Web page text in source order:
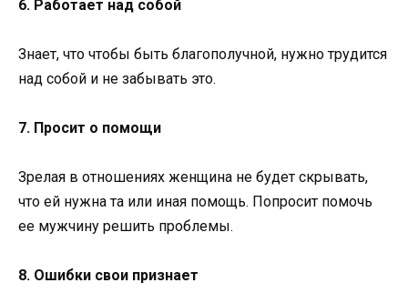
6. Работает над собой
Знает, что чтобы быть благополучной, нужно трудится
над собой и не забывать это.
7. Просит о помощи
Зрелая в отношениях женщина не будет скрывать,
что ей нужна та или иная помощь. Попросит помочь
ее мужчину решить проблемы.
8. Ошибки свои признает